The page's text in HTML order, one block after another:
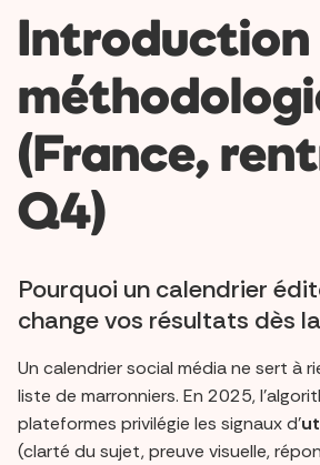
(France,
Q4)
Pourquoi un calendrier
change vos résultats dès
Un calendrier social média ne sert à
liste de marronniers. En 2025,
plateformes privilégie les signaux d’
(clarté du sujet, preuve visuelle,